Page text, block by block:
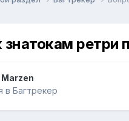
знатокам ретри
Marzen
в Багтрекер